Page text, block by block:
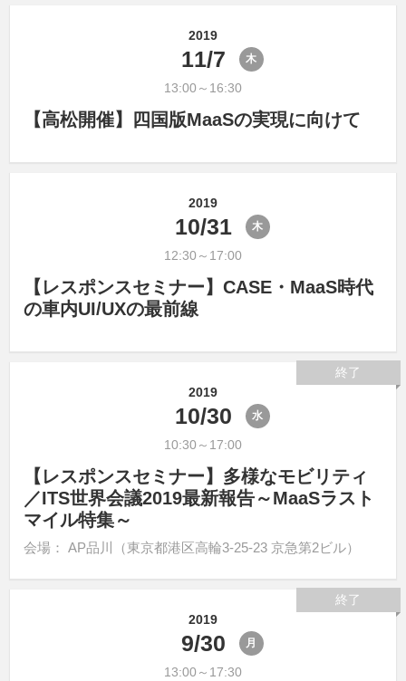
2019
11/7 木
13:00～16:30
【高松開催】四国版MaaSの実現に向けて
2019
10/31 木
12:30～17:00
【レスポンスセミナー】CASE・MaaS時代
の車内UI/UXの最前線
2019
10/30 水
10:30～17:00
【レスポンスセミナー】多様なモビリティ
／ITS世界会議2019最新報告～MaaSラスト
マイル特集～
会場： AP品川（東京都港区高輪3-25-23 京急第2ビル）
終了
2019
9/30 月
13:00～17:30
終了